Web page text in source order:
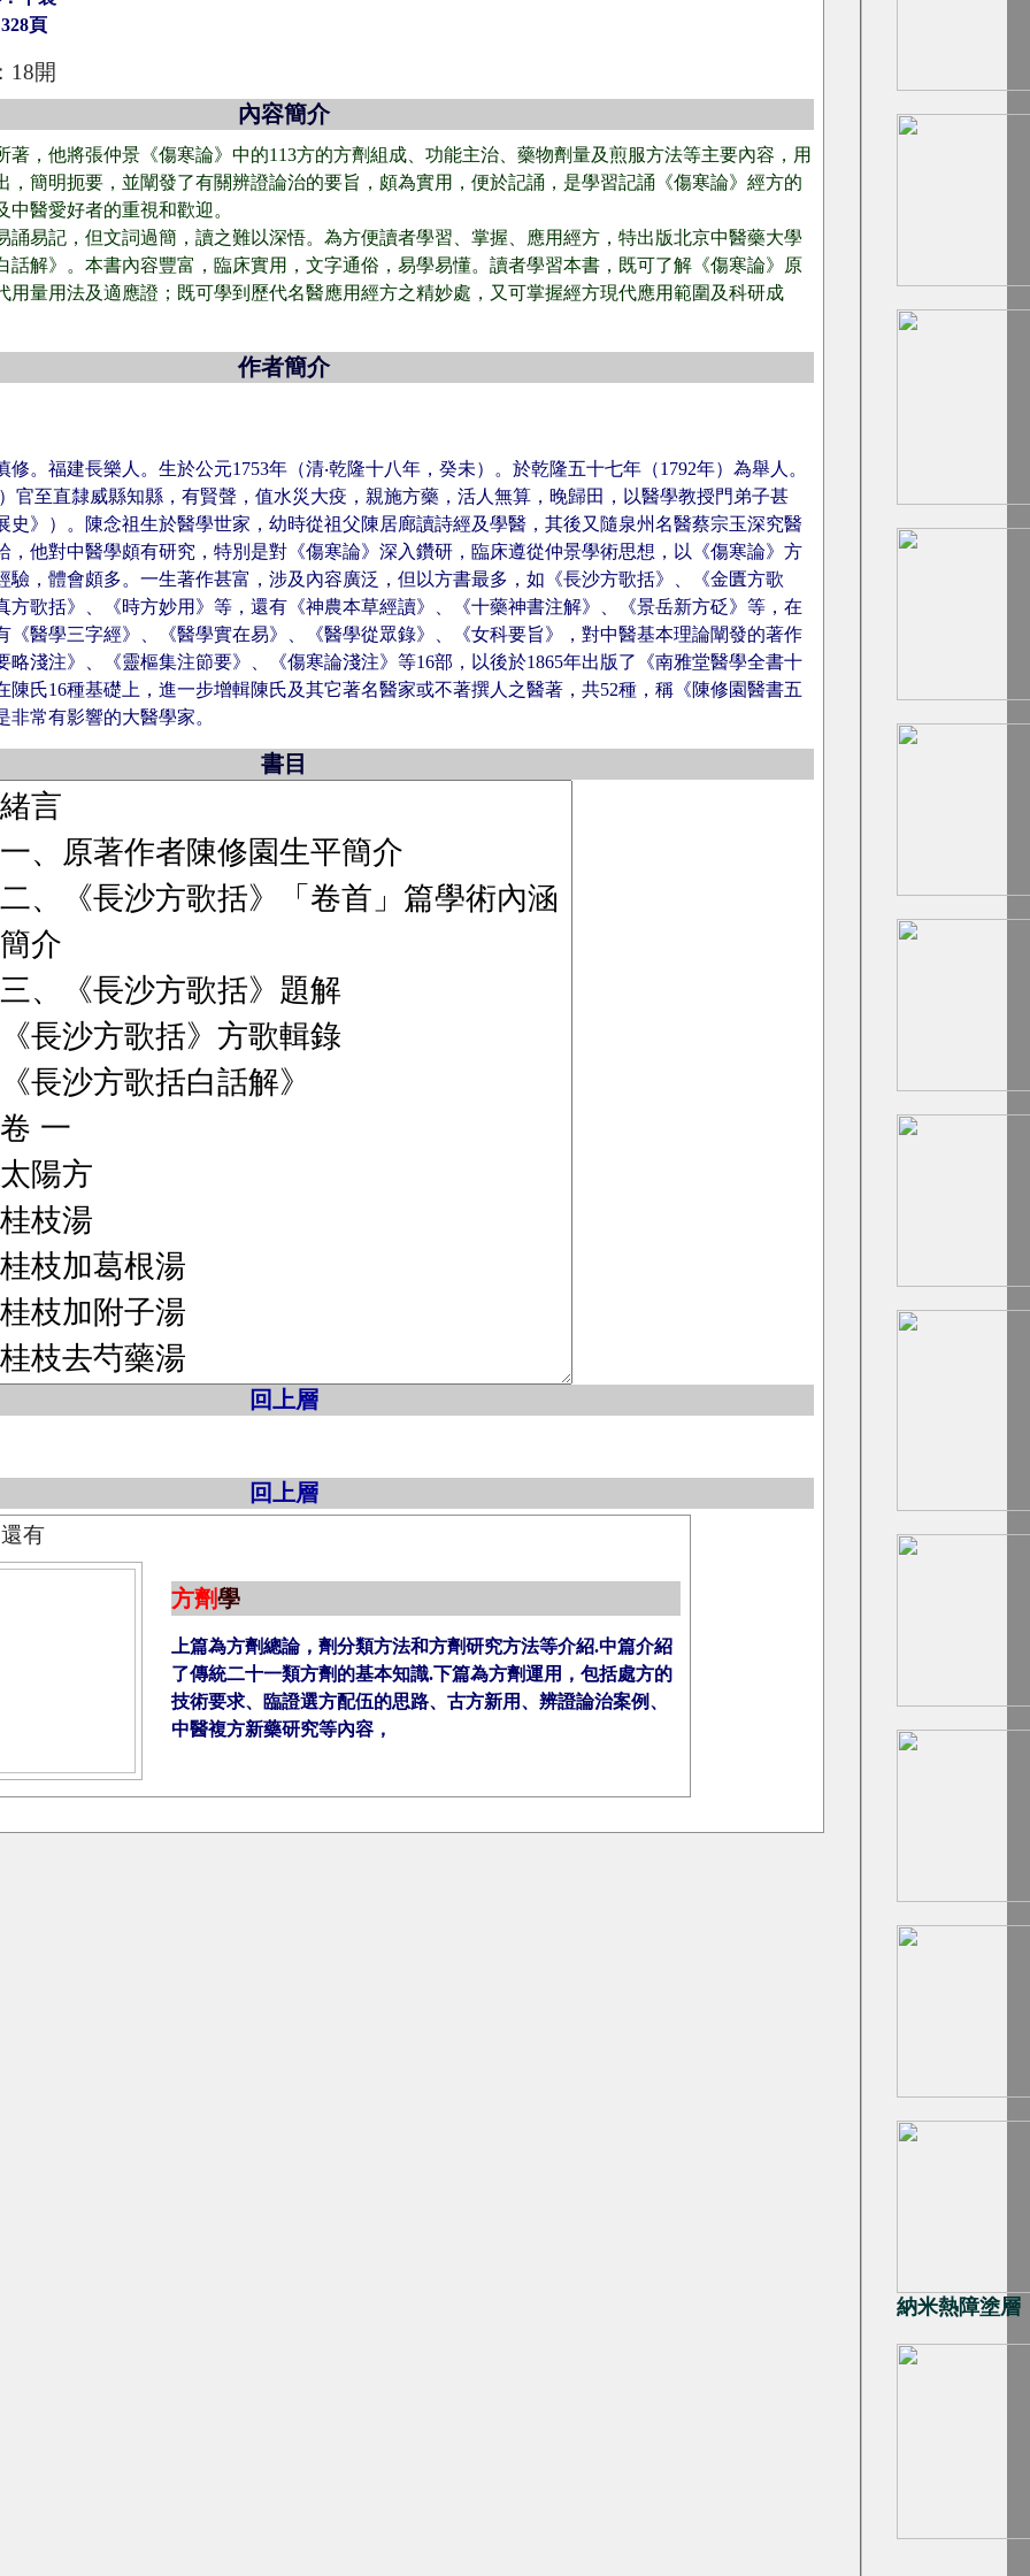
納米熱障塗層
頁
18開
內容簡介
著，他將張仲景《傷寒論》中的113方的方劑組成、功能主治、藥物劑量及煎服方法等主要內容，用
，簡明扼要，並闡發了有關辨證論治的要旨，頗為實用，便於記誦，是學習記誦《傷寒論》經方的
醫愛好者的重視和歡迎。
誦易記，但文詞過簡，讀之難以深悟。為方便讀者學習、掌握、應用經方，特出版北京中醫藥大學
話解》。本書內容豐富，臨床實用，文字通俗，易學易懂。讀者學習本書，既可了解《傷寒論》原
用量用法及適應證；既可學到歷代名醫應用經方之精妙處，又可掌握經方現代應用範圍及科研成
作者簡介
。福建長樂人。生於公元1753年（清‧乾隆十八年，癸未）。於乾隆五十七年（1792年）為舉人。
官至直隸威縣知縣，有賢聲，值水災大疫，親施方藥，活人無算，晚歸田，以醫學教授門弟子甚
史》）。陳念祖生於醫學世家，幼時從祖父陳居廊讀詩經及學醫，其後又隨泉州名醫蔡宗玉深究醫
，他對中醫學頗有研究，特別是對《傷寒論》深入鑽研，臨床遵從仲景學術思想，以《傷寒論》方
驗，體會頗多。一生著作甚富，涉及內容廣泛，但以方書最多，如《長沙方歌括》、《金匱方歌
方歌括》、《時方妙用》等，還有《神農本草經讀》、《十藥神書注解》、《景岳新方砭》等，在
《醫學三字經》、《醫學實在易》、《醫學從眾錄》、《女科要旨》，對中醫基本理論闡發的著作
略淺注》、《靈樞集注節要》、《傷寒論淺注》等16部，以後於1865年出版了《南雅堂醫學全書十
陳氏16種基礎上，進一步增輯陳氏及其它著名醫家或不著撰人之醫著，共52種，稱《陳修園醫書五
常有影響的大醫學家。
書目
回上層
回上層
有
方劑學
上篇為方劑總論，劑分類方法和方劑研究方法等介紹.中篇介紹
了傳統二十一類方劑的基本知識.下篇為方劑運用， 包括處方的
技術要求、臨證選方配伍的思路、古方新用、辨證論治案例、
中醫複方新藥研究等內容，